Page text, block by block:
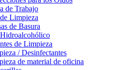
de Trabajo
Limpieza
de Basura
de Limpieza
/ Desinfectantes
de material de oficina